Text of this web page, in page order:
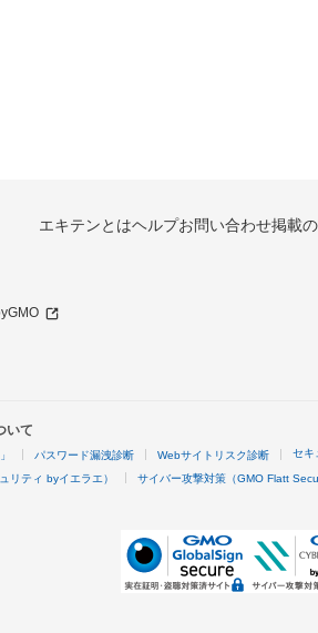
エキテンとはヘルプお問い合わせ掲載
いて
パスワード漏洩診断 Webサイトリスク診断 セキ
リティ byイエラエ） サイバー攻撃対策（GMO Flatt